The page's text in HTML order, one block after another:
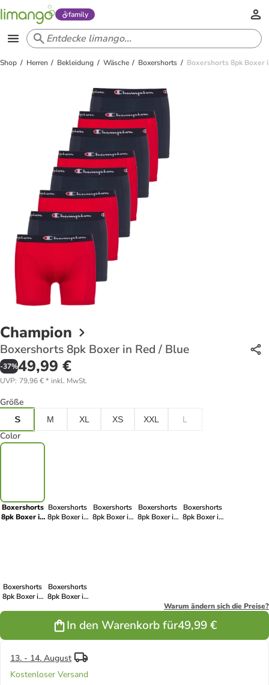
family
Shop Herren Bekleidung Wäsche Boxershorts Boxershorts 8pk Boxer
Champion
Boxershorts 8pk Boxer in Red / Blue
-37%49,99 €
UVP: 79,96 €* inkl. MwSt.
Größe
S M XL XS XXL L
Color
Boxershorts
8pk Boxer in
Boxershorts
8pk Boxer in
Boxershorts
8pk Boxer in
Boxershorts
8pk Boxer in
Boxershorts
8pk Boxer in
Boxershorts
8pk Boxer in
Boxershorts
8pk Boxer in
Warum ändern sich die Preise?
In den Warenkorb für49,99 €
13. - 14. August
Kostenloser Versand